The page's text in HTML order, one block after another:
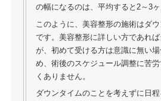
の幅になるのは、平均すると2～3ヶ
このように、美容整形の施術はダ
です。美容整形に詳しい方であれ
が、初めて受ける方は意識に無い
め、術後のスケジュール調整に苦
くありません。
ダウンタイムのことを考えずに日